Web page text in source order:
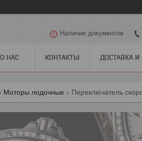
Наличие документов
О НАС КОНТАКТЫ ДОСТАВКА И
Моторы лодочные Переключатель